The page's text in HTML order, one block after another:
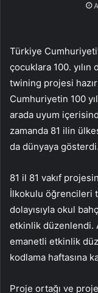
Türkiye
çocuklara 100.
twining projesi
Cumhuriyetin 100
arada uyum
zamanda 81 ilin
da dünyaya gösterdi.
81 il 81 vakıf
İlkokulu öğrencileri
dolayısıyla okul
etkinlik düzenlendi.
emanetli etkinlik
kodlama haftasına
Proje ortağı ve